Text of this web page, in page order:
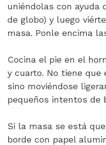
uniéndolas con ayuda
de globo) y luego
masa. Ponle encima
Cocina el pie en el
y cuarto. No tiene que
sino moviéndose
pequeños intentos de
Si la masa se está
borde con papel